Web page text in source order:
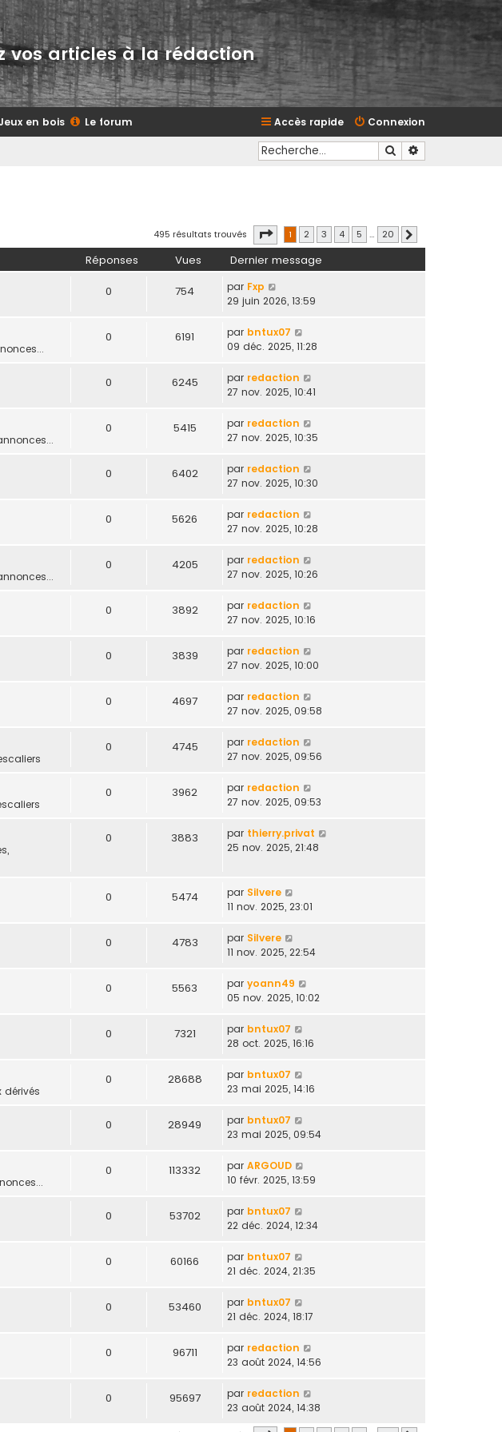
vos articles à la rédaction
en bois Le forum Connexion
Accès rapide
Rechercher
495 résultats trouvés Page sur 20
1 2 3 4 5 … 20
Réponses Vues Dernier message
0 754 par Fxp
29 juin 2026, 13:59
0 6191 par bntux07
09 déc. 2025, 11:28
0 6245 par redaction
27 nov. 2025, 10:41
0 5415 par redaction
27 nov. 2025, 10:35
0 6402 par redaction
27 nov. 2025, 10:30
0 5626 par redaction
27 nov. 2025, 10:28
0 4205 par redaction
27 nov. 2025, 10:26
0 3892 par redaction
27 nov. 2025, 10:16
0 3839 par redaction
27 nov. 2025, 10:00
0 4697 par redaction
27 nov. 2025, 09:58
0 4745 par redaction
27 nov. 2025, 09:56
0 3962 par redaction
27 nov. 2025, 09:53
0 3883 par thierry.privat
25 nov. 2025, 21:48
0 5474 par Silvere
11 nov. 2025, 23:01
0 4783 par Silvere
11 nov. 2025, 22:54
0 5563 par yoann49
05 nov. 2025, 10:02
0 7321 par bntux07
28 oct. 2025, 16:16
dérivés
0 28688 par bntux07
23 mai 2025, 14:16
0 28949 par bntux07
23 mai 2025, 09:54
0 113332 par ARGOUD
10 févr. 2025, 13:59
0 53702 par bntux07
22 déc. 2024, 12:34
0 60166 par bntux07
21 déc. 2024, 21:35
0 53460 par bntux07
21 déc. 2024, 18:17
0 96711 par redaction
23 août 2024, 14:56
0 95697 par redaction
23 août 2024, 14:38